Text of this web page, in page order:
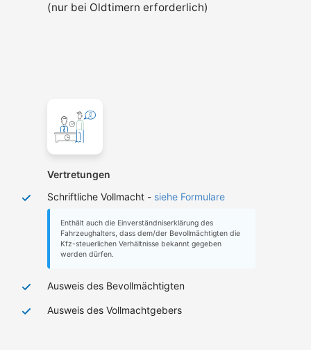
(nur bei Oldtimern erforderlich)
Vertretungen
Schriftliche Vollmacht - siehe Formulare
Enthält auch die Einverständniserklärung des
Fahrzeughalters, dass dem/der Bevollmächtigten die
Kfz-steuerlichen Verhältnisse bekannt gegeben
werden dürfen.
Ausweis des Bevollmächtigten
Ausweis des Vollmachtgebers